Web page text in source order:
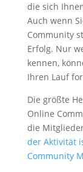
die sich
Auch wenn
Community
Erfolg. Nur
kennen,
Ihren Lauf
Die größte
Online
die
der Aktivität
Community